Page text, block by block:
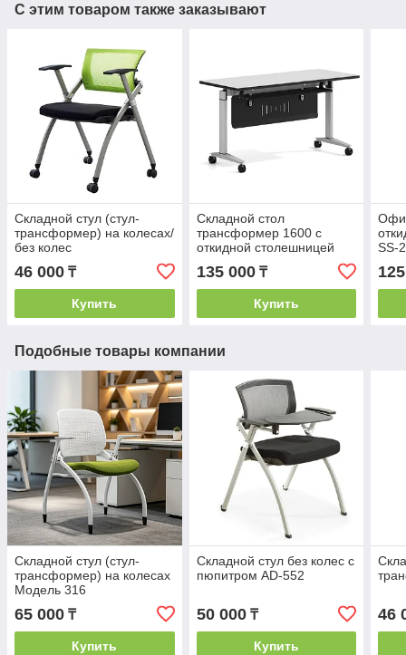
С этим товаром также заказывают
Складной стул (стул-
трансформер) на колесах/
без колес
46 000 ₸
Купить
Складной стол
трансформер 1600 с
откидной столешницей
135 000₸
Купить
SS-
Подобные товары компании
Складной стул (стул-
трансформер) на колесах
Модель 316
65 000 ₸
Купить
Складной стул без колес с
пюпитром AD-552
50 000₸
Купить
46